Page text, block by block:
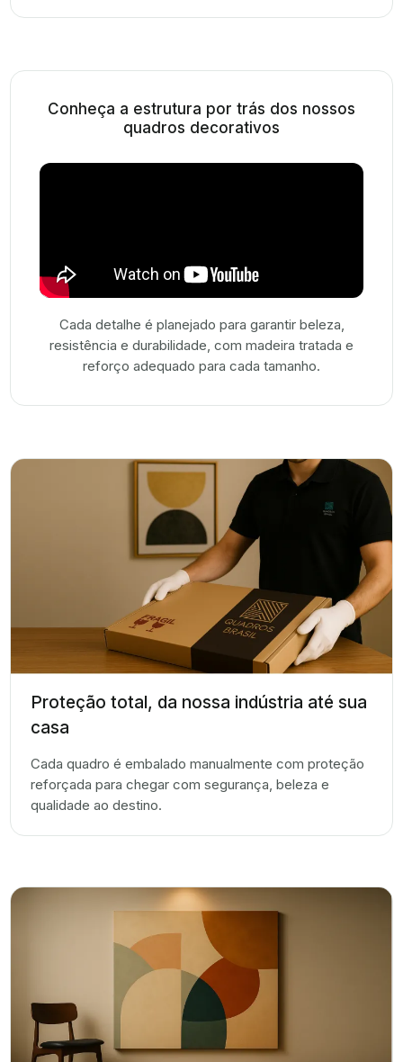
Conheça a estrutura por trás dos nossos
quadros decorativos
Cada detalhe é planejado para garantir beleza,
resistência e durabilidade, com madeira tratada e
reforço adequado para cada tamanho.
Proteção total, da nossa indústria até sua
casa
Cada quadro é embalado manualmente com proteção
reforçada para chegar com segurança, beleza e
qualidade ao destino.